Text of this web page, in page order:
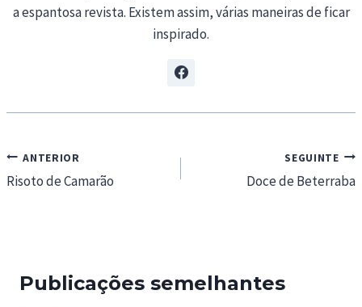
a espantosa revista. Existem assim, várias maneiras de ficar
inspirado.
Navegação
de
ANTERIOR
Risoto de Camarão
SEGUINTE
Doce de Beterraba
Publicações semelhantes